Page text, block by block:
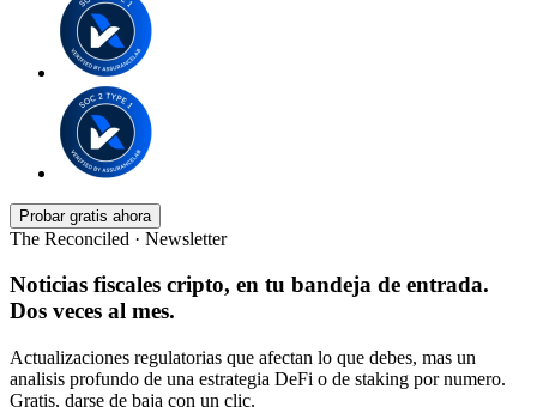
Probar gratis ahora
The Reconciled · Newsletter
Noticias fiscales cripto, en tu bandeja de entrada.
Dos veces al mes.
Actualizaciones regulatorias que afectan lo que debes, mas un
analisis profundo de una estrategia DeFi o de staking por numero.
Gratis, darse de baja con un clic.